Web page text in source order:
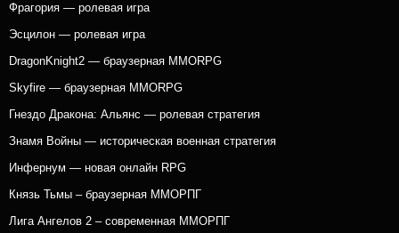
Фрагория — ролевая игра
Эсцилон — ролевая игра
DragonKnight2 — браузерная MMORPG
Skyfire — браузерная MMORPG
Гнездо Дракона: Альянс — ролевая стратегия
Знамя Войны — историческая военная стратегия
Инфернум — новая онлайн RPG
Князь Тьмы – браузерная ММОРПГ
Лига Ангелов 2 – современная ММОРПГ